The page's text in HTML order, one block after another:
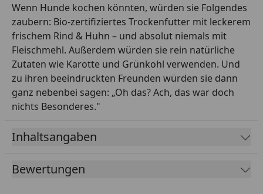
Wenn Hunde kochen könnten, würden sie Folgendes
zaubern: Bio-zertifiziertes Trockenfutter mit leckerem
frischem Rind & Huhn – und absolut niemals mit
Fleischmehl. Außerdem würden sie rein natürliche
Zutaten wie Karotte und Grünkohl verwenden. Und
zu ihren beeindruckten Freunden würden sie dann
ganz nebenbei sagen: „Oh das? Ach, das war doch
nichts Besonderes."
Inhaltsangaben
Bewertungen